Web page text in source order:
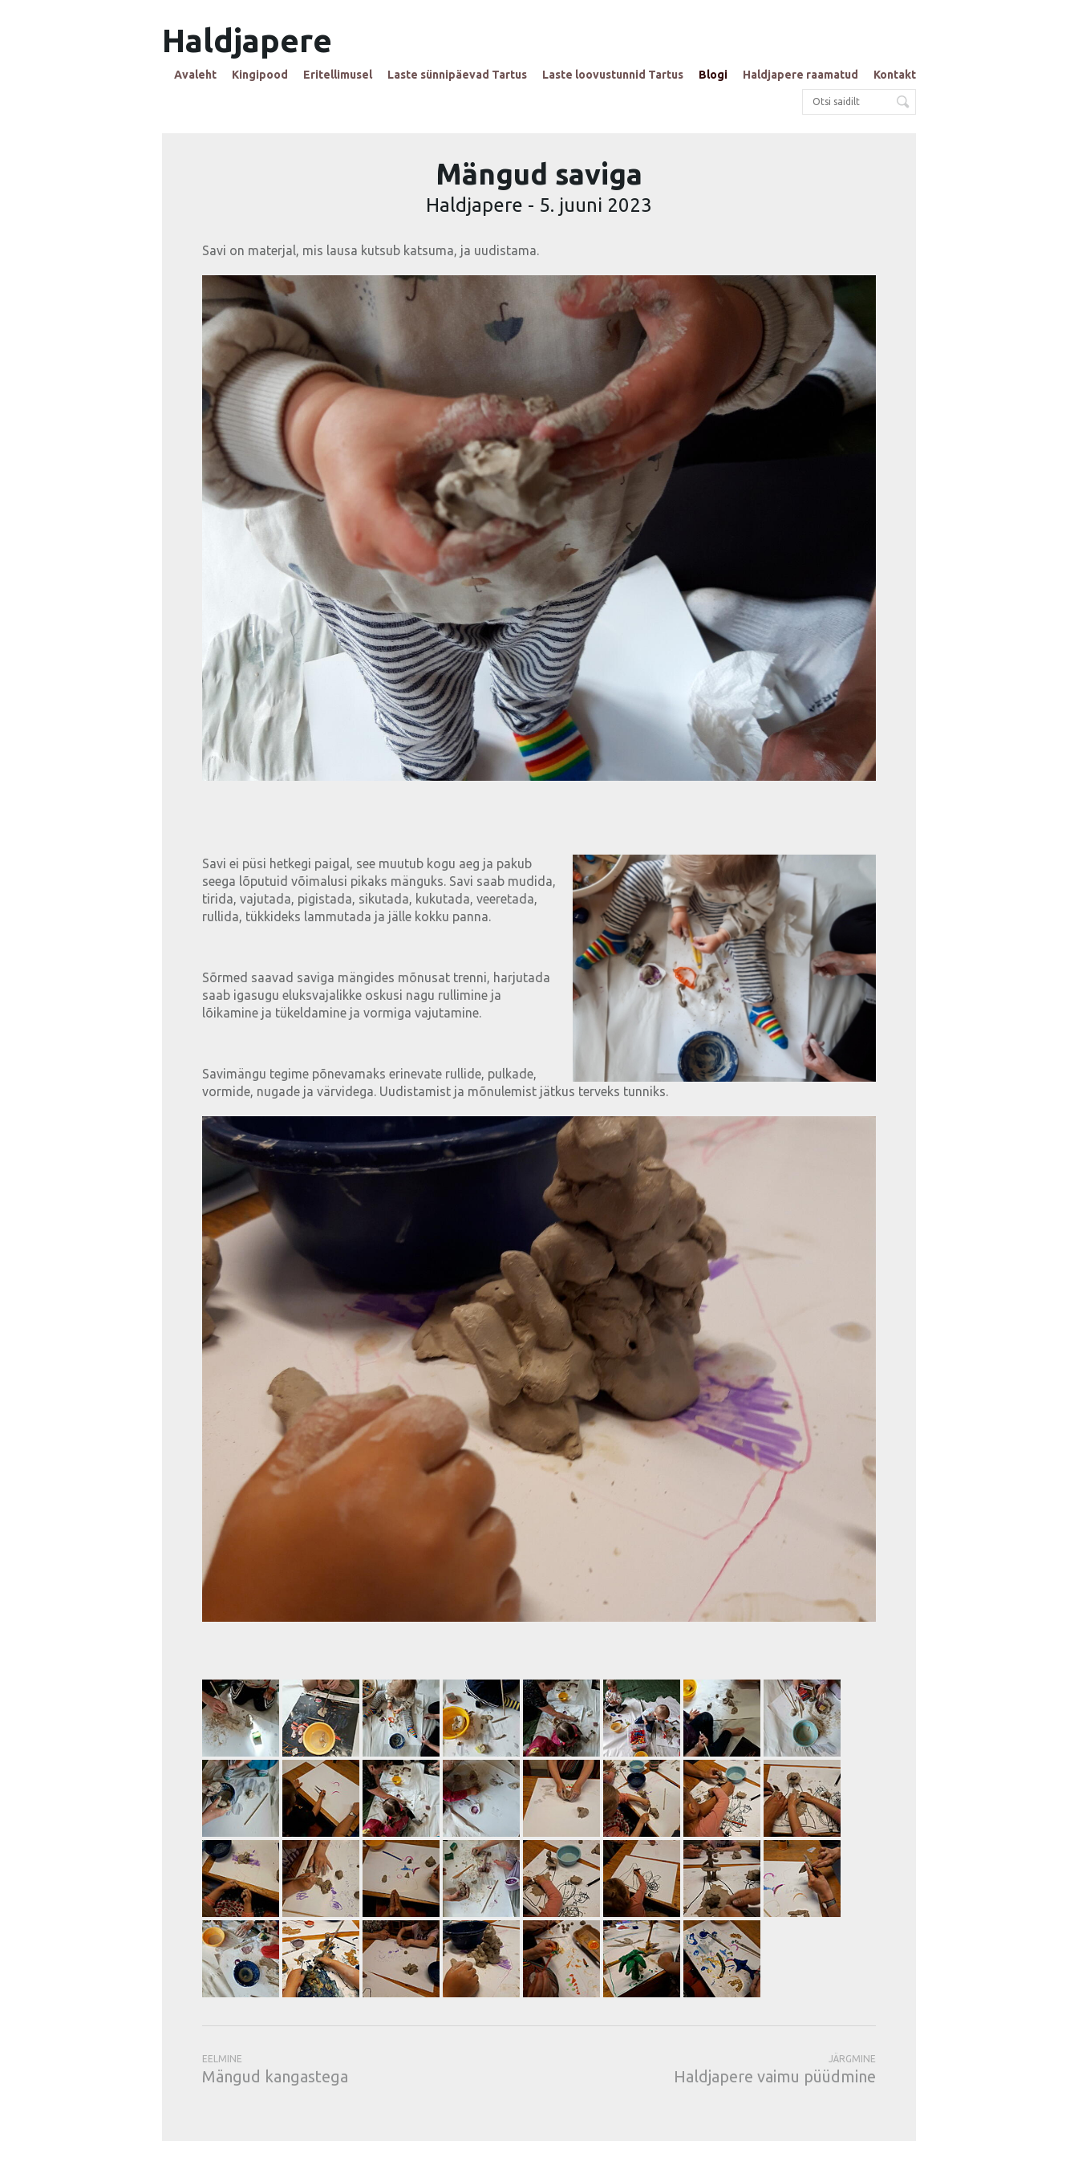
Haldjapere
Avaleht Kingipood Eritellimusel Laste sünnipäevad Tartus Laste loovustunnid Tartus Blogi Haldjapere raamatud Kontakt
Mängud saviga
Haldjapere - 5. juuni 2023
Savi on materjal, mis lausa kutsub katsuma, ja uudistama.
Savi ei püsi hetkegi paigal, see muutub kogu aeg ja pakub
seega lõputuid võimalusi pikaks mänguks. Savi saab mudida,
tirida, vajutada, pigistada, sikutada, kukutada, veeretada,
rullida, tükkideks lammutada ja jälle kokku panna.
Sõrmed saavad saviga mängides mõnusat trenni, harjutada
saab igasugu eluksvajalikke oskusi nagu rullimine ja
lõikamine ja tükeldamine ja vormiga vajutamine.
Savimängu tegime põnevamaks erinevate rullide, pulkade,
vormide, nugade ja värvidega. Uudistamist ja mõnulemist jätkus terveks tunniks.
EELMINE
Mängud kangastega
JÄRGMINE
Haldjapere vaimu püüdmine